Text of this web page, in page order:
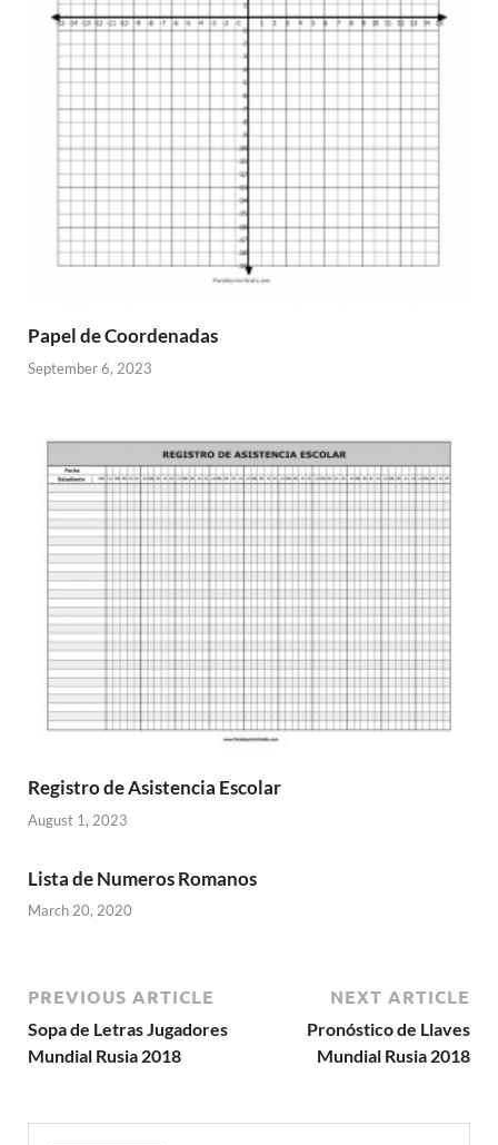
Papel de Coordenadas
September 6, 2023
Registro de Asistencia Escolar
August 1, 2023
Lista de Numeros Romanos
March 20, 2020
PREVIOUS ARTICLE
Sopa de Letras Jugadores
Mundial Rusia 2018
NEXT ARTICLE
Pronóstico de Llaves
Mundial Rusia 2018